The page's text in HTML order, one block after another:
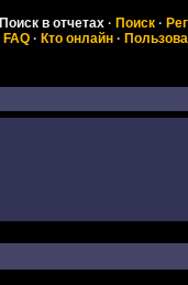
Поиск в отчетах· Поиск·
FAQ · Кто онлайн ·